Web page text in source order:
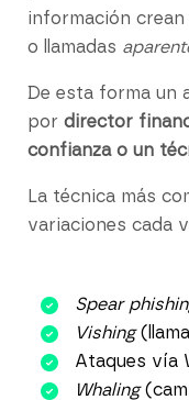
información
o llamadas
De esta forma un
por director
confianza o un
La técnica más
variaciones cada
Spear
Vishing
Ataques vía
Whaling